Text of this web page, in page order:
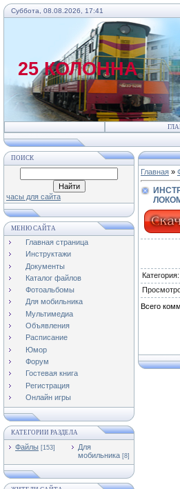
Суббота, 08.08.2026, 17:41
25 КОЛОННА
ПОИСК
часы для сайта
МЕНЮ САЙТА
Главная страница
Инструктажи
Документы
Каталог файлов
Фотоальбомы
Для мобильника
Мультимедиа
Объявления
Расписание
Юмор
Форум
Гостевая книга
Регистрация
Онлайн игры
КАТЕГОРИИ РАЗДЕЛА
Файлы [153]
Для
мобильника [8]
Главная »
Категория:
Всего